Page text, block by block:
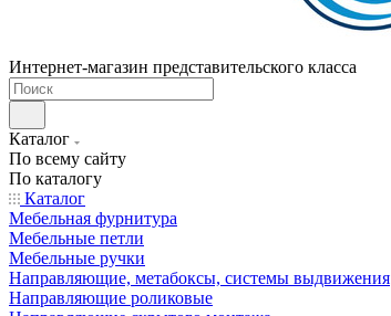
Интернет-магазин представительского класса
Каталог
По всему сайту
По каталогу
Каталог
Мебельная фурнитура
Мебельные петли
Мебельные ручки
Направляющие, метабоксы, системы выдвижения
Направляющие роликовые